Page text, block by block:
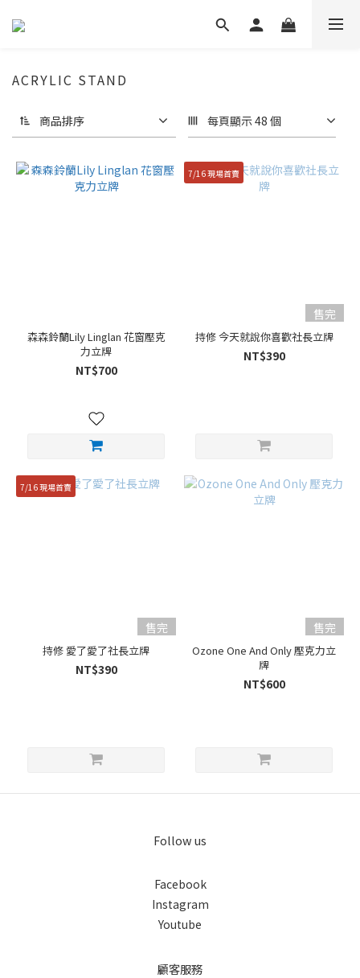
ACRYLIC STAND
商品排序 每頁顯示 48 個
森森鈴蘭Lily Linglan 花窗壓克
力立牌
NT$700
7/16 現場首賣
售完
持修 今天就說你喜歡社長立牌
NT$390
7/16 現場首賣
售完
持修 愛了愛了社長立牌
NT$390
售完
Ozone One And Only 壓克力立
牌
NT$600
Follow us
Facebook
Instagram
Youtube
顧客服務